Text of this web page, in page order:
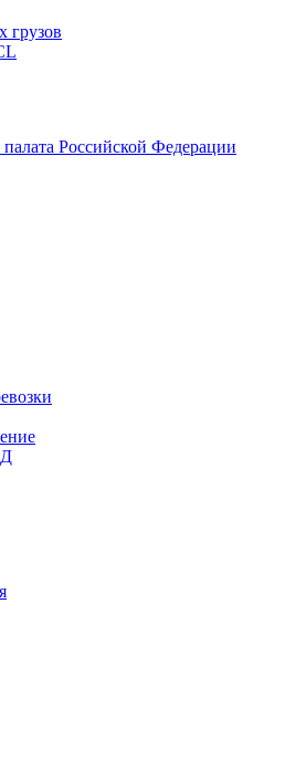
грузов